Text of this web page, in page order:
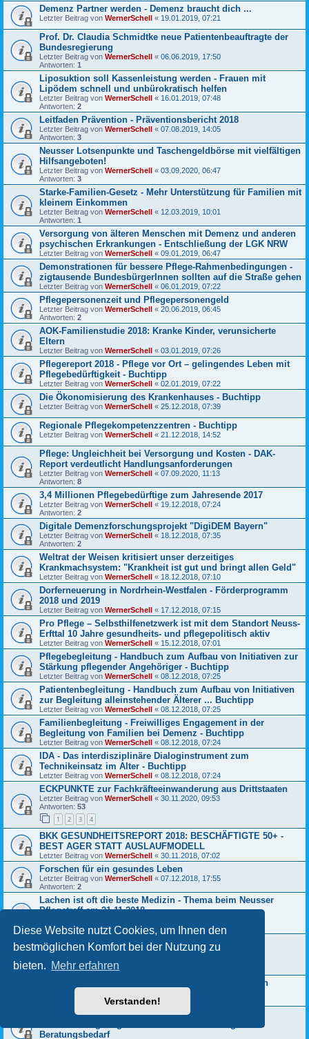
Diese Website nutzt Cookies, um Ihnen den
bestmöglichen Komfort bei der Nutzung zu
bieten. Mehr erfahren
Verstanden!
Demenz Partner werden - Demenz braucht dich ...
Letzter Beitrag von WernerSchell « 19.01.2019, 07:21
Prof. Dr. Claudia Schmidtke neue Patientenbeauftragte der
Bundesregierung
Letzter Beitrag von WernerSchell « 06.06.2019, 17:50
Antworten: 1
Liposuktion soll Kassenleistung werden - Frauen mit
Lipödem schnell und unbürokratisch helfen
Letzter Beitrag von WernerSchell « 16.01.2019, 07:48
Antworten: 2
Leitfaden Prävention - Präventionsbericht 2018
Letzter Beitrag von WernerSchell « 07.08.2019, 14:05
Antworten: 3
Neusser Lotsenpunkte und Taschengeldbörse mit vielfältigen
Hilfsangeboten!
Letzter Beitrag von WernerSchell « 03.09.2020, 06:47
Antworten: 3
Starke-Familien-Gesetz - Mehr Unterstützung für Familien mit
kleinem Einkommen
Letzter Beitrag von WernerSchell « 12.03.2019, 10:01
Antworten: 1
Versorgung von älteren Menschen mit Demenz und anderen
psychischen Erkrankungen - Entschließung der LGK NRW
Letzter Beitrag von WernerSchell « 09.01.2019, 06:47
Demonstrationen für bessere Pflege-Rahmenbedingungen -
zigtausende BundesbürgerInnen sollten auf die Straße gehen
Letzter Beitrag von WernerSchell « 06.01.2019, 07:22
Pflegepersonenzeit und Pflegepersonengeld
Letzter Beitrag von WernerSchell « 20.06.2019, 06:45
Antworten: 2
AOK-Familienstudie 2018: Kranke Kinder, verunsicherte
Eltern
Letzter Beitrag von WernerSchell « 03.01.2019, 07:26
Pflegereport 2018 - Pflege vor Ort – gelingendes Leben mit
Pflegebedürftigkeit - Buchtipp
Letzter Beitrag von WernerSchell « 02.01.2019, 07:22
Die Ökonomisierung des Krankenhauses - Buchtipp
Letzter Beitrag von WernerSchell « 25.12.2018, 07:39
Regionale Pflegekompetenzzentren - Buchtipp
Letzter Beitrag von WernerSchell « 21.12.2018, 14:52
Pflege: Ungleichheit bei Versorgung und Kosten - DAK-
Report verdeutlicht Handlungsanforderungen
Letzter Beitrag von WernerSchell « 07.09.2020, 11:13
Antworten: 8
3,4 Millionen Pflegebedürftige zum Jahresende 2017
Letzter Beitrag von WernerSchell « 19.12.2018, 07:24
Antworten: 2
Digitale Demenzforschungsprojekt "DigiDEM Bayern"
Letzter Beitrag von WernerSchell « 18.12.2018, 07:35
Antworten: 2
Weltrat der Weisen kritisiert unser derzeitiges
Krankmachsystem: "Krankheit ist gut und bringt allen Geld"
Letzter Beitrag von WernerSchell « 18.12.2018, 07:10
Dorferneuerung in Nordrhein-Westfalen - Förderprogramm
2018 und 2019
Letzter Beitrag von WernerSchell « 17.12.2018, 07:15
Pro Pflege – Selbsthilfenetzwerk ist mit dem Standort Neuss-
Erfttal 10 Jahre gesundheits- und pflegepolitisch aktiv
Letzter Beitrag von WernerSchell « 15.12.2018, 07:01
Pflegebegleitung - Handbuch zum Aufbau von Initiativen zur
Stärkung pflegender Angehöriger - Buchtipp
Letzter Beitrag von WernerSchell « 08.12.2018, 07:25
Patientenbegleitung - Handbuch zum Aufbau von Initiativen
zur Begleitung alleinstehender Älterer ... Buchtipp
Letzter Beitrag von WernerSchell « 08.12.2018, 07:25
Familienbegleitung - Freiwilliges Engagement in der
Begleitung von Familien bei Demenz - Buchtipp
Letzter Beitrag von WernerSchell « 08.12.2018, 07:24
IDA - Das interdisziplinäre Dialoginstrument zum
Technikeinsatz im Alter - Buchtipp
Letzter Beitrag von WernerSchell « 08.12.2018, 07:24
ECKPUNKTE zur Fachkräfteeinwanderung aus Drittstaaten
Letzter Beitrag von WernerSchell « 30.11.2020, 09:53
Antworten: 53
1 2 3 4
BKK GESUNDHEITSREPORT 2018: BESCHÄFTIGTE 50+ -
BEST AGER STATT AUSLAUFMODELL
Letzter Beitrag von WernerSchell « 30.11.2018, 07:02
Forschen für ein gesundes Leben
Letzter Beitrag von WernerSchell « 07.12.2018, 17:55
Antworten: 2
Lachen ist oft die beste Medizin - Thema beim Neusser
Pflegetreff am 21.11.2018
Antworten:10
Internationaler Tag der Menschen mit Behinderung
03.12.2018
Letzter Beitrag von
Antworten:2
Hilfe für alte Menschen grundlegend weiterentwickeln
Letzter Beitrag von
10.01.2020, 09:30
Anforderungen an die Beratungspflicht von
Sozialleistungsträgern bei erkennbarem dringendem
Beratungsbedarf